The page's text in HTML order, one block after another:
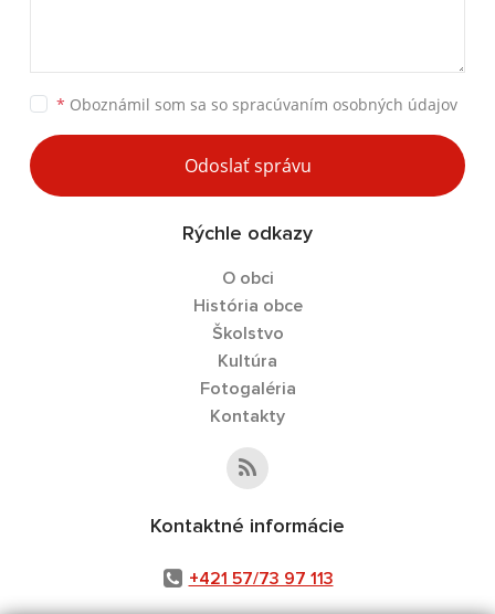
* Oboznámil som sa so spracúvaním osobných údajov
Odoslať správu
Rýchle odkazy
O obci
História obce
Školstvo
Kultúra
Fotogaléria
Kontakty
Kontaktné informácie
+421 57/73 97 113